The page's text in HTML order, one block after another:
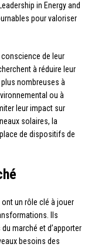
in Energy and
pour valoriser
conscience de leur
à réduire leur
nombreuses à
ou à
leur impact sur
solaires, la
de dispositifs de
ont un rôle clé à jouer
Ils
marché et d’apporter
besoins des